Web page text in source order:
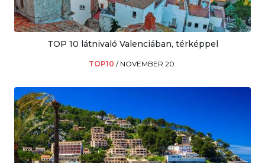
TOP 10 látnivaló Valenciában, térképpel
TOP10 / NOVEMBER 20.